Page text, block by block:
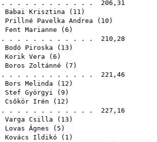
. . . . . . . . . . . . 206,31
Babai Krisztina ( 11 )
Prillné Pavelka Andrea ( 10 )
Fent Marianne ( 6 )
. . . . . . . . . . . . 210,28
Bodó Piroska ( 13 )
Korik Vera ( 6 )
Boros Zoltánné ( 7 )
. . . . . . . . . . . . 221,46
Bors Melinda ( 12 )
Stef Györgyi ( 9 )
Csőkör Irén ( 12 )
. . . . . . . . . . . . 227,16
Varga Csilla ( 13 )
Lovas Ágnes ( 5 )
Kovács Ildikó ( 1 )